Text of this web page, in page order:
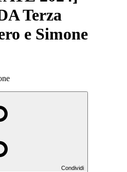
Terza
e Simone
Condividi